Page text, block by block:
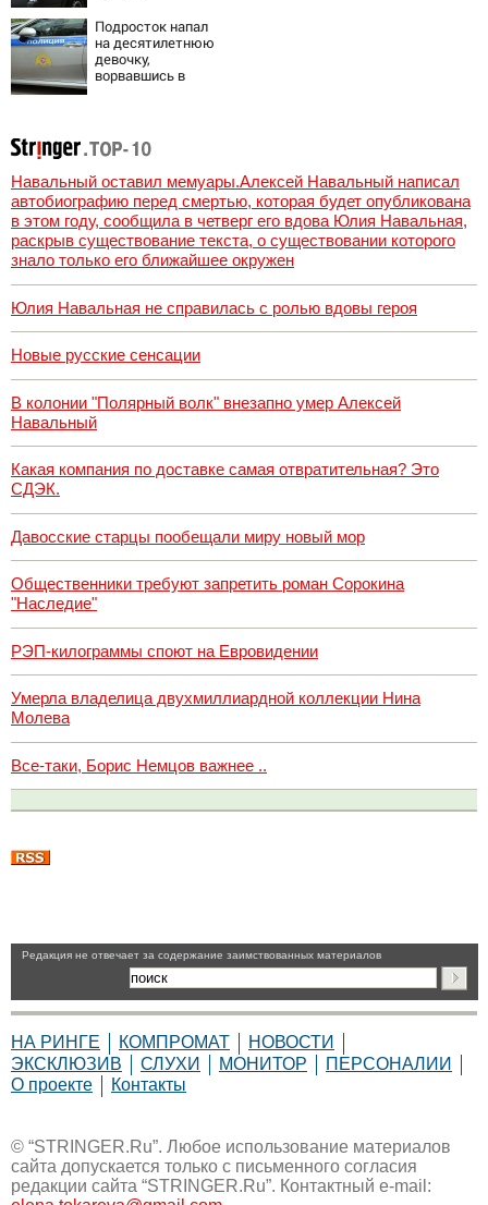
оперативные
службы
Подросток напал
на десятилетнюю
девочку,
ворвавшись в
Навальный оставил мемуары.Алексей Навальный написал
автобиографию перед смертью, которая будет опубликована
в этом году, сообщила в четверг его вдова Юлия Навальная,
раскрыв существование текста, о существовании которого
знало только его ближайшее окружен
Юлия Навальная не справилась с ролью вдовы героя
Новые русские сенсации
В колонии "Полярный волк" внезапно умер Алексей
Навальный
Какая компания по доставке самая отвратительная? Это
СДЭК.
Давосские старцы пообещали миру новый мор
Общественники требуют запретить роман Сорокина
"Наследие"
РЭП-килограммы споют на Евровидении
Умерла владелица двухмиллиардной коллекции Нина
Молева
Все-таки, Борис Немцов важнее ..
Pедакция не отвечает за содержание заимствованных материалов
НА РИНГЕ КОМПРОМАТ
НОВОСТИ
ЭКСКЛЮЗИВ
СЛУХИ МОНИТОР
ПЕРСОНАЛИИ
О проекте
Контакты
© “STRINGER.Ru”. Любое использование материалов
сайта допускается только с письменного согласия
редакции сайта “STRINGER.Ru”. Контактный e-mail: